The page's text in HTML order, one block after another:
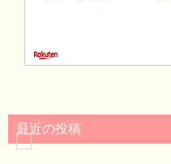
最近の投稿